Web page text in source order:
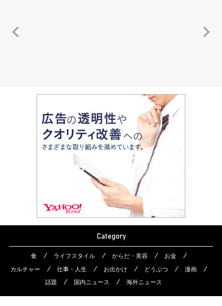
Category
食 ライフスタイル からだ・美容
お金
カルチャー
仕事・人生 お出かけ どうぶつ
漫画
話題
国内ニュース 海外ニュース